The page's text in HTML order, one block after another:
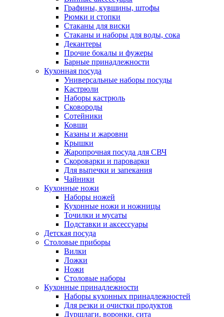
Графины, кувшины, штофы
Рюмки и стопки
Стаканы для виски
Стаканы и наборы для воды, сока
Декантеры
Прочие бокалы и фужеры
Барные принадлежности
Кухонная посуда
Универсальные наборы посуды
Кастрюли
Наборы кастрюль
Сковороды
Сотейники
Ковши
Казаны и жаровни
Крышки
Жаропрочная посуда для СВЧ
Скороварки и пароварки
Для выпечки и запекания
Чайники
Кухонные ножи
Наборы ножей
Кухонные ножи и ножницы
Точилки и мусаты
Подставки и аксессуары
Детская посуда
Столовые приборы
Вилки
Ложки
Ножи
Столовые наборы
Кухонные принадлежности
Наборы кухонных принадлежностей
Для резки и очистки продуктов
Дуршлаги, воронки, сита